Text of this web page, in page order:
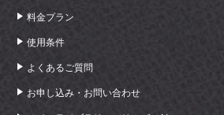
料金プラン
使用条件
よくあるご質問
お申し込み・お問い合わせ